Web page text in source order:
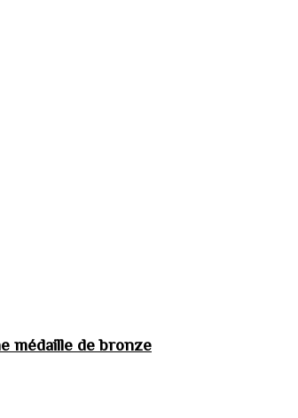
médaille de bronze